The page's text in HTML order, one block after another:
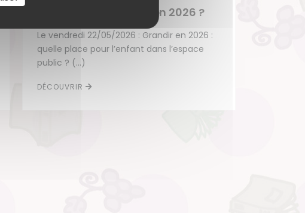
Conférence : Grandir en 2026 ?
Le vendredi 22/05/2026 : Grandir en 2026 :
quelle place pour l’enfant dans l’espace
public ? (…)
DÉCOUVRIR